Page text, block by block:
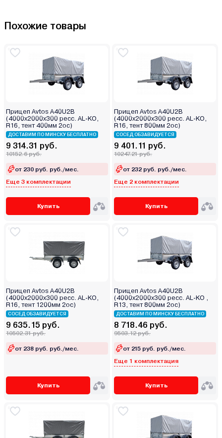
Похожие товары
Прицеп Avtos A40U2B
(4000х2000х300 ресс. AL-KO,
R16, тент 400мм 2ос)
ДОСТАВИМ ПО МИНСКУ БЕСПЛАТНО
9 314.31 руб.
10152.6 руб.
от 230 руб. руб./мес.
Еще 3 комплектации
Купить
Прицеп Avtos A40U2B
(4000х2000х300 ресс. AL-KO,
R16, тент 800мм 2ос)
СОСЕД ОБЗАВИДУЕТСЯ
9 401.11 руб.
10247.21 руб.
от 232 руб. руб./мес.
Еще 2 комплектации
Купить
Прицеп Avtos A40U2B
(4000х2000х300 ресс. AL-KO,
R16, тент 1200мм 2ос)
СОСЕД ОБЗАВИДУЕТСЯ
9 635.15 руб.
10502.31 руб.
от 238 руб. руб./мес.
Купить
Прицеп Avtos A40U2B
(4000х2000х300 ресс. AL-KO ,
R13, тент 800мм 2ос)
ДОСТАВИМ ПО МИНСКУ БЕСПЛАТНО
8 718.46 руб.
9503.12 руб.
от 215 руб. руб./мес.
Еще 1 комплектация
Купить